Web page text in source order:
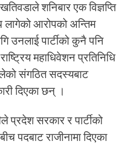
शनिबार एक विज्ञप्ति
लागेको आरोपको अन्तिम
उनलाई पार्टीको कुनै पनि
महाधिवेशन प्रतिनिधि
संगठित सदस्यबाट
दिएका छन् ।
प्रदेश सरकार र पार्टीको
पदबाट राजीनामा दिएका